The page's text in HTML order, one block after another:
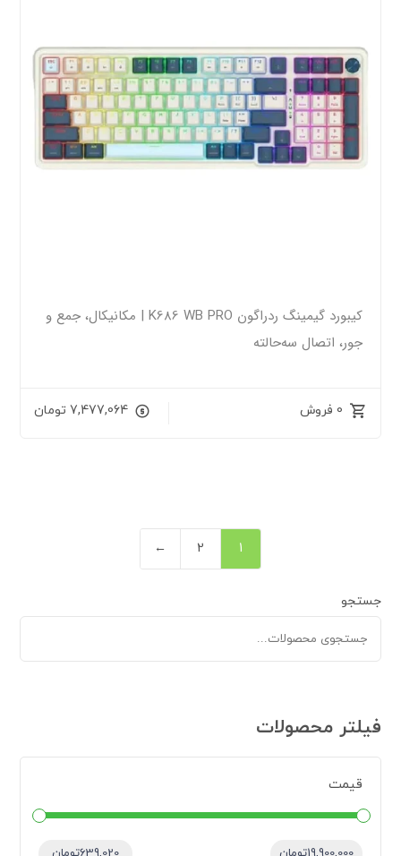
کیبورد گیمینگ ردراگون K686 WB PRO | مکانیکال، جمع و
جور، اتصال سه‌حالته
0 فروش 7,477,064 تومان
1
2
←
جستجو
فیلتر محصولات
قیمت
قیمت: